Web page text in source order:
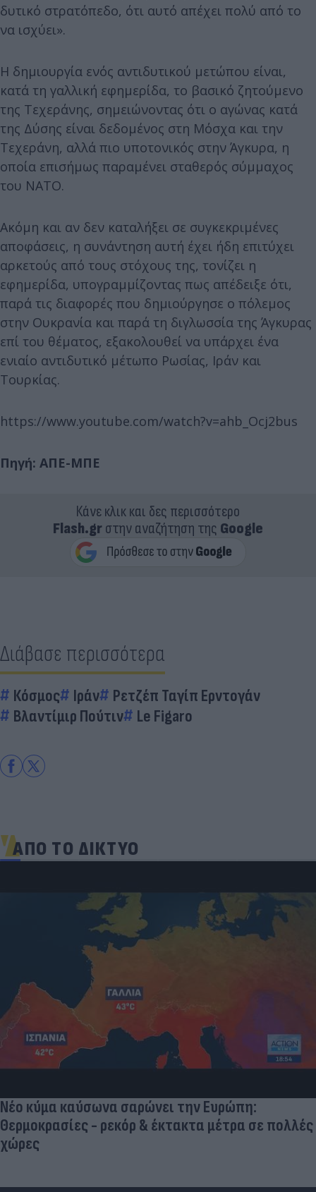
δυτικό στρατόπεδο, ότι αυτό απέχει πολύ από το
να ισχύει».
Η δημιουργία ενός αντιδυτικού μετώπου είναι,
κατά τη γαλλική εφημερίδα, το βασικό ζητούμενο
της Τεχεράνης, σημειώνοντας ότι ο αγώνας κατά
της Δύσης είναι δεδομένος στη Μόσχα και την
Τεχεράνη, αλλά πιο υποτονικός στην Άγκυρα, η
οποία επισήμως παραμένει σταθερός σύμμαχος
του ΝΑΤΟ.
Ακόμη και αν δεν καταλήξει σε συγκεκριμένες
αποφάσεις, η συνάντηση αυτή έχει ήδη επιτύχει
αρκετούς από τους στόχους της, τονίζει η
εφημερίδα, υπογραμμίζοντας πως απέδειξε ότι,
παρά τις διαφορές που δημιούργησε ο πόλεμος
στην Ουκρανία και παρά τη διγλωσσία της Άγκυρας
επί του θέματος, εξακολουθεί να υπάρχει ένα
ενιαίο αντιδυτικό μέτωπο Ρωσίας, Ιράν και
Τουρκίας.
https://www.youtube.com/watch?v=ahb_Ocj2bus
Πηγή: ΑΠΕ-ΜΠΕ
Κάνε κλικ και δες περισσότερο
Flash.grστην αναζήτηση της Google
Διάβασε περισσότερα
Κόσμος Ιράν
Ρετζέπ Ταγίπ Ερντογάν
Βλαντίμιρ Πούτιν
Le Figaro
ΑΠΟ ΤΟ ΔΙΚΤΥΟ
Νέο κύμα καύσωνα σαρώνει την Ευρώπη:
Θερμοκρασίες - ρεκόρ & έκτακτα μέτρα σε πολλές
χώρες